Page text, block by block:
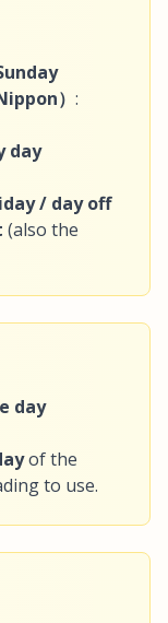
） :
day
/ day off
(also the
day
of the
to use.